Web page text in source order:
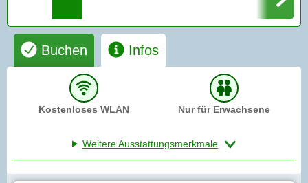
Buchen Infos
Kostenloses WLAN Nur für Erwachsene
Weitere Ausstattungsmerkmale